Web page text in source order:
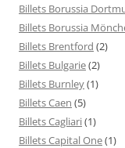
Billets Borussia
Billets Borussia
Billets Brentford (2)
Billets Bulgarie(2)
Billets Burnley(1)
Billets Caen (5)
Billets Cagliari(1)
Billets Capital One(1)